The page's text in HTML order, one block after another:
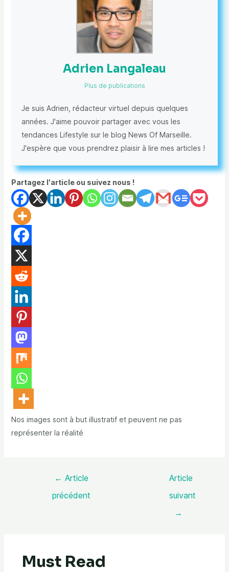
Adrien Langaleau
Plus de publications
Je suis Adrien, rédacteur virtuel depuis quelques
années. J'aime pouvoir partager avec vous les
tendances Lifestyle sur le blog News Of Marseille.
J'espère que vous prendrez plaisir à lire mes articles !
Partagez l'article ou suivez nous !
Nos images sont à but illustratif et peuvent ne pas
représenter la réalité
← Article
précédent
Article
suivant
→
Must Read